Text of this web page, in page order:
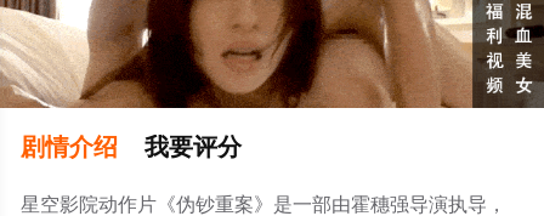
剧情介绍 我要评分
星空影院动作片《伪钞重案》是一部由霍穗强导演执导，